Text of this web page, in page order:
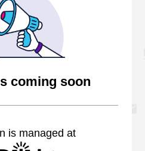
coming soon
is managed at